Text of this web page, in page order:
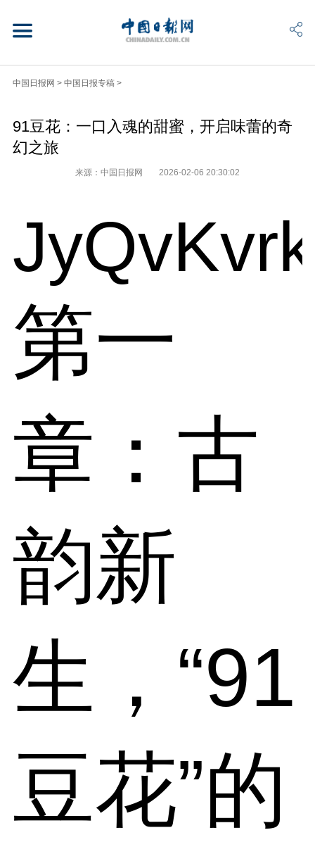
中国日报网 > 中国日报专稿 >
91豆花：一口入魂的甜蜜，开启味蕾的奇
幻之旅
来源：中国日报网 2026-02-06 20:30:02
第一
章：古
韵新
生，“91
豆花”的